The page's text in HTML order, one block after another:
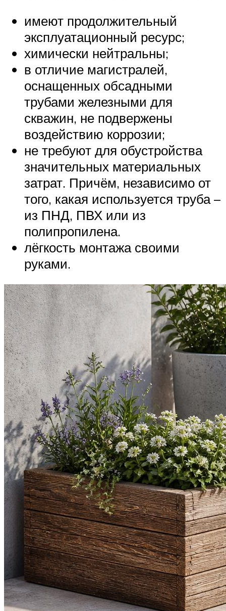
имеют продолжительный
эксплуатационный ресурс;
химически нейтральны;
в отличие магистралей,
оснащенных обсадными
трубами железными для
скважин, не подвержены
воздействию коррозии;
не требуют для обустройства
значительных материальных
затрат. Причём, независимо от
того, какая используется труба –
из ПНД, ПВХ или из
полипропилена.
лёгкость монтажа своими
руками.